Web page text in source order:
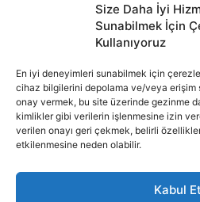
Size Daha İyi
Sunabilmek İçin
Kullanıyoruz
En iyi deneyimleri sunabilmek için
cihaz bilgilerini depolama ve/veya erişim
onay vermek, bu site üzerinde gezinme
kimlikler gibi verilerin işlenmesine izin
verilen onayı geri çekmek, belirli
etkilenmesine neden olabilir.
Kabul Et
İnternet portalımızda yer alan tüm
içeriğin hakları Sigortamedya
basılı ya da elektronik bir
alınmadan